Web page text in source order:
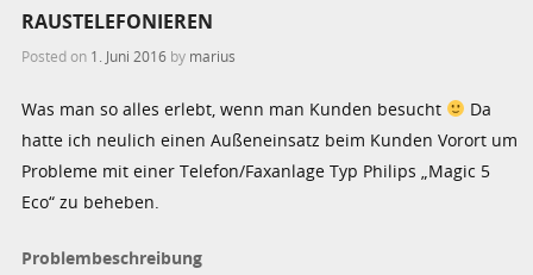
RAUSTELEFONIEREN
Posted on 1. Juni 2016 by marius
Was man so alles erlebt, wenn man Kunden besucht
Da
hatte ich neulich einen Außeneinsatz beim Kunden Vorort um
Probleme mit einer Telefon/Faxanlage Typ Philips „Magic 5
Eco“ zu beheben.
Problembeschreibung